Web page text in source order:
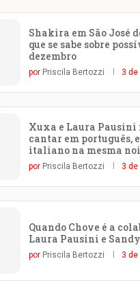
Shakira em São José
que se sabe sobre
dezembro
por Priscila Bertozzi 3
Xuxa e Laura Pausini
cantar em português,
italiano na mesma
por Priscila Bertozzi 3
Quando Chove é a
Laura Pausini e Sandy
por Priscila Bertozzi 3